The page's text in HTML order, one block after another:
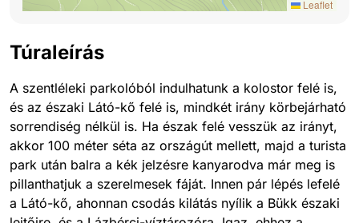
Leaflet
Túraleírás
A szentléleki parkolóból indulhatunk a kolostor felé is,
és az északi Látó-kő felé is, mindkét irány körbejárható
sorrendiség nélkül is. Ha észak felé vesszük az irányt,
akkor 100 méter séta az országút mellett, majd a turista
park után balra a kék jelzésre kanyarodva már meg is
pillanthatjuk a szerelmesek fáját. Innen pár lépés lefelé
a Látó-kő, ahonnan csodás kilátás nyílik a Bükk északi